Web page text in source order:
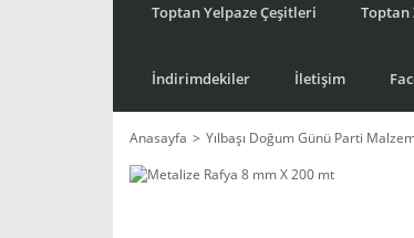
Toptan Yelpaze Çeşitleri Toptan
İndirimdekiler İletişim
Anasayfa Yılbaşı Doğum Günü Parti